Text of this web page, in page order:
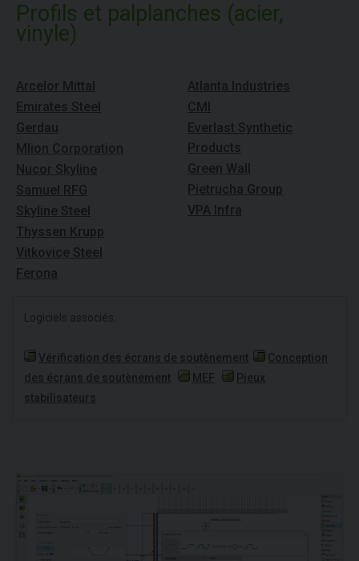
Profils et palplanches (acier,
vinyle)
Arcelor Mittal
Emirates Steel
Gerdau
Mlion Corporation
Nucor Skyline
Samuel RFG
Skyline Steel
Thyssen Krupp
Vitkovice Steel
Ferona
Atlanta Industries
CMI
Everlast Synthetic
Products
Green Wall
Pietrucha Group
VPA Infra
Logiciels associés:
Vérification des écrans de soutènement
Conception
des écrans de soutènement
MEF
Pieux
stabilisateurs